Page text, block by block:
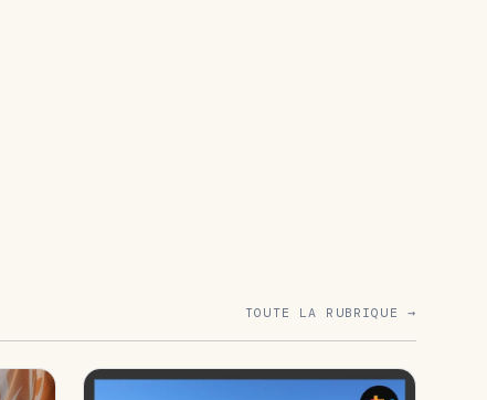
TOUTE LA RUBRIQUE →